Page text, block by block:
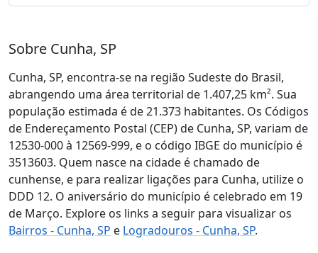
Sobre Cunha, SP
Cunha, SP, encontra-se na região Sudeste do Brasil,
abrangendo uma área territorial de 1.407,25 km². Sua
população estimada é de 21.373 habitantes. Os Códigos
de Endereçamento Postal (CEP) de Cunha, SP, variam de
12530-000 à 12569-999, e o código IBGE do município é
3513603. Quem nasce na cidade é chamado de
cunhense, e para realizar ligações para Cunha, utilize o
DDD 12. O aniversário do município é celebrado em 19
de Março. Explore os links a seguir para visualizar os
Bairros - Cunha, SP e Logradouros - Cunha, SP.